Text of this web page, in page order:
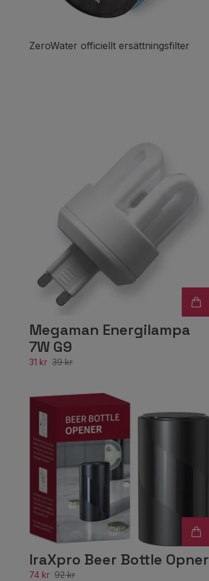
ZeroWater officiellt ersättningsfilter
Megaman Energilampa
7W G9
31 kr 39 kr
IraXpro Beer Bottle Opner
74 kr 92 kr